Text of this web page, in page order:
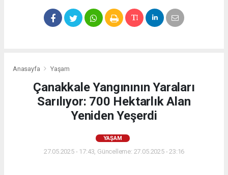
Anasayfa Yaşam
Çanakkale Yangınının Yaraları
Sarılıyor: 700 Hektarlık Alan
Yeniden Yeşerdi
YAŞAM
27.05.2025 - 17:43, Güncelleme: 27.05.2025 - 23:16